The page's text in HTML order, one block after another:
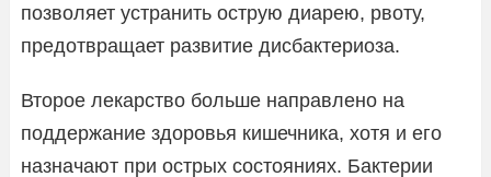
позволяет устранить острую диарею, рвоту,
предотвращает развитие дисбактериоза.
Второе лекарство больше направлено на
поддержание здоровья кишечника, хотя и его
назначают при острых состояниях. Бактерии